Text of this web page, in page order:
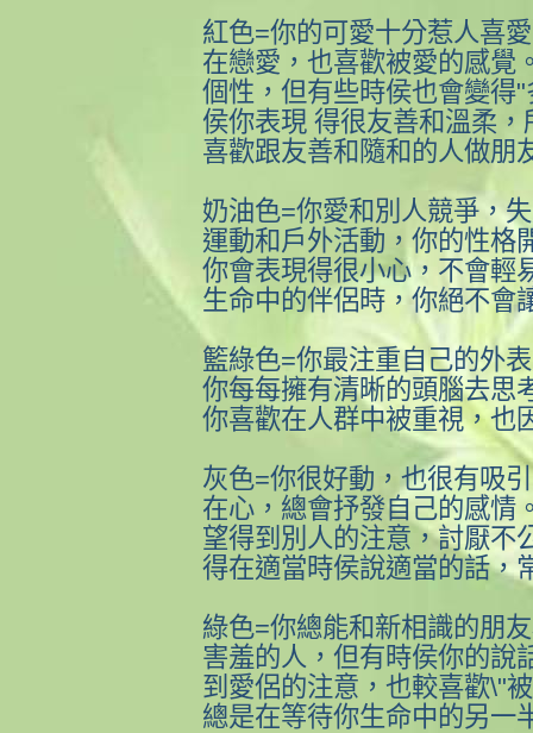
紅色=你的可愛十分惹人喜
在戀愛，也喜歡被愛的感覺
個性，但有些時侯也會變得
侯你表現 得很友善和溫柔
喜歡跟友善和隨和的人做朋
奶油色=你愛和別人競爭，
運動和戶外活動，你的性格
你會表現得很小心，不會輕
生命中的伴侶時，你絕不會
籃綠色=你最注重自己的外
你每每擁有清晰的頭腦去思
你喜歡在人群中被重視，也
灰色=你很好動，也很有吸
在心，總會抒發自己的感情
望得到別人的注意，討厭不
得在適當時侯說適當的話，
綠色=你總能和新相識的朋
害羞的人，但有時侯你的說
到愛侶的注意，也較喜歡\"
總是在等待你生命中的另一